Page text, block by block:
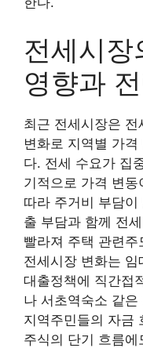
전세시
영향과
최근 전세시장은
변화로 지역별 가
다. 전세 수요가 집
기적으로 가격 변
따라 주거비 부담
출 부담과 함께 전
빨라져 주택 관련
전세시장 변화는
대출정책에 직간접
나 서초역숙소 같
지역주민들의 자금
주식의 단기 흐름